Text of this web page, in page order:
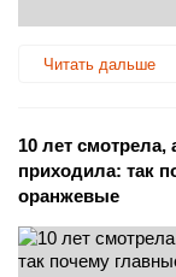
Читать дальше
10 лет смотрела,
приходила: так
оранжевые